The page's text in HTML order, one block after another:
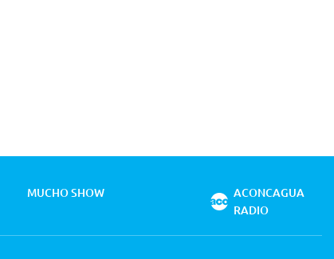
MUCHO SHOW
ACONCAGUA
RADIO